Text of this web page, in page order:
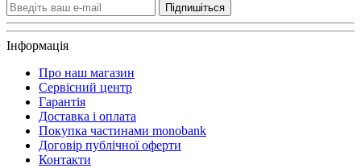
Підпишіться
Інформація
Про наш магазин
Сервісний центр
Гарантія
Доставка і оплата
Покупка частинами monobank
Договір публічної оферти
Контакти